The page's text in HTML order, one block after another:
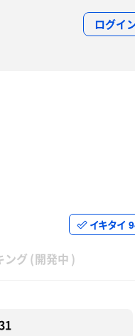
ログイ
イキタイ
ング (開発中 )